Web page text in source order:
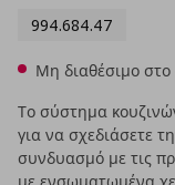
994.684.47
Μη διαθέσιμο στο
Το σύστημα
για να σχεδιάσετε
συνδυασμό με τις